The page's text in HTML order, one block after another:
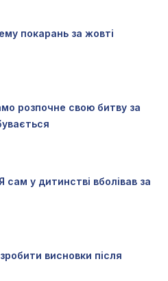
покарань за жовті
розпочне свою битву за
у дитинстві вболівав за
висновки після